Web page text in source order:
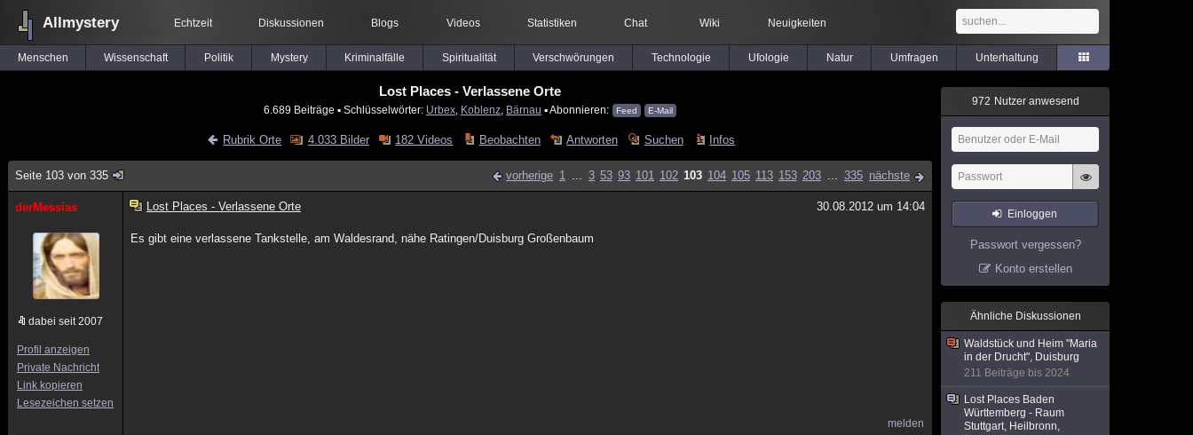
Allmystery Echtzeit Diskussionen Blogs Videos Statistiken Chat Wiki Neuigkeiten
Menschen Wissenschaft Politik Mystery Kriminalfälle Spiritualität Verschwörungen Technologie Ufologie Natur Umfragen Unterhaltung
Lost Places - Verlassene Orte
6.689 Beiträge ▪ Schlüsselwörter: Urbex Koblenz Bärnau ▪ Abonnieren: Feed E-Mail
Rubrik Orte 4.033 Bilder 182 Videos Beobachten Antworten Suchen Infos
Seite 103 von 335 vorherige 1 ... 3 53 93 101 102 103 104 105 113 153 203 ... 335 nächste
derMessias
dabei seit 2007
Profil anzeigen
Private Nachricht
Link kopieren
Lesezeichen setzen
Lost Places - Verlassene Orte 30.08.2012 um 14:04
Es gibt eine verlassene Tankstelle, am Waldesrand, nähe Ratingen/Duisburg Großenbaum
melden
972 Nutzer anwesend
Einloggen
Passwort vergessen?
Konto erstellen
Ähnliche Diskussionen
Waldstück und Heim "Maria
in der Drucht", Duisburg
211 Beiträge bis 2024
Lost Places Baden
Württemberg - Raum
Stuttgart, Heilbronn,